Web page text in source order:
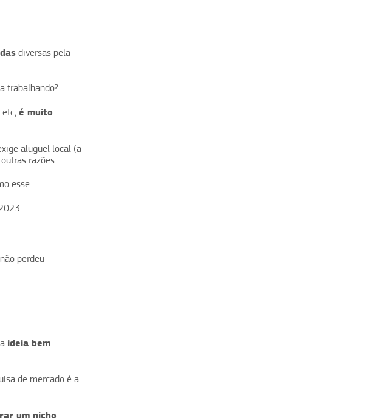
diversas pela
trabalhando?
etc, é muito
aluguel local (a
razões.
esse.
perdeu
ideia bem
de mercado é a
um nicho